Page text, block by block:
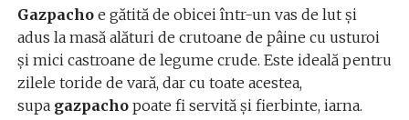
Gazpacho e gătită de obicei într-un vas de lut şi
adus la masă alături de crutoane de pâine cu usturoi
şi mici castroane de legume crude. Este ideală pentru
zilele toride de vară, dar cu toate acestea,
supa gazpacho poate fi servită şi fierbinte, iarna.